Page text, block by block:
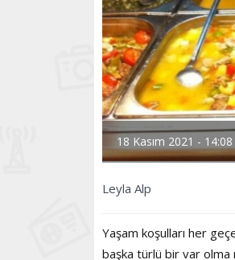
18 Kasım 2021 - 14:08
Leyla Alp
Yaşam koşulları her
başka türlü bir var